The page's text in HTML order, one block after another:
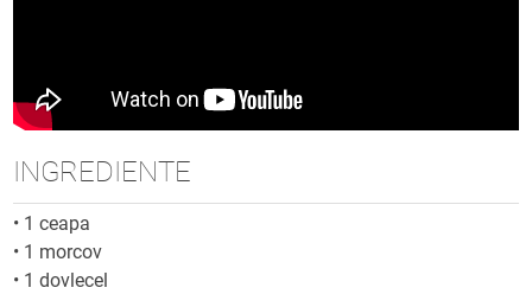
INGREDIENTE
• 1 ceapa
• 1 morcov
• 1 dovlecel